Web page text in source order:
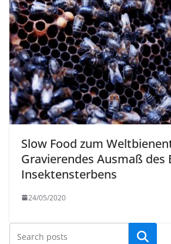
Slow Food zum
Gravierendes Ausmaß des
Insektensterbens
24/05/2020